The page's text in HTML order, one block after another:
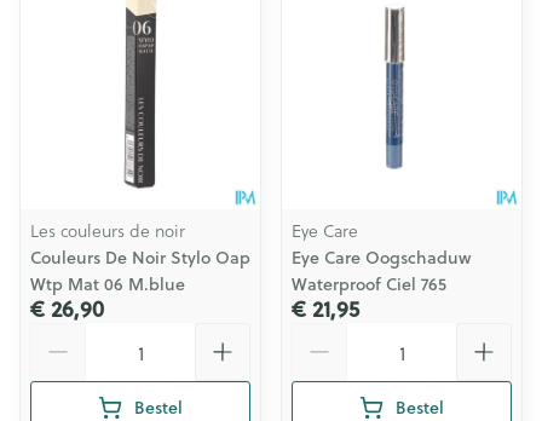
Les couleurs de noir
Couleurs De Noir Stylo Oap
Wtp Mat 06 M.blue
€ 26,90
Bestel
Eye Care
Eye Care Oogschaduw
Waterproof Ciel 765
€ 21,95
Bestel